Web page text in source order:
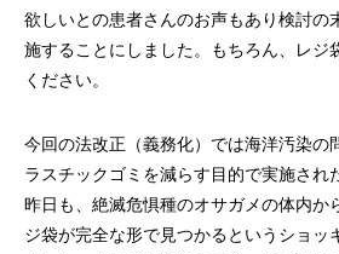
欲しいとの患者さんのお声もあり検討の
施することにしました。もちろん、レジ
ください。
今回の法改正（義務化）では海洋汚染の
ラスチックゴミを減らす目的で実施され
昨日も、絶滅危惧種のオサガメの体内か
ジ袋が完全な形で見つかるというショッ